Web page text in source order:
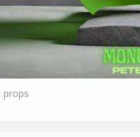
props